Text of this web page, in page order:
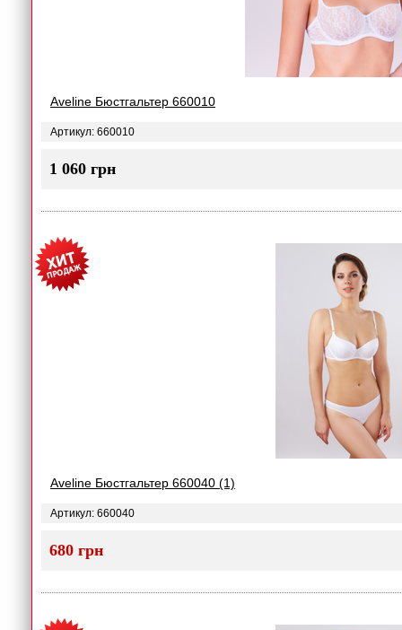
Aveline Бюстгальтер 660010
Артикул: 660010
1 060 грн
Aveline Бюстгальтер 660040 (1)
Артикул: 660040
680 грн